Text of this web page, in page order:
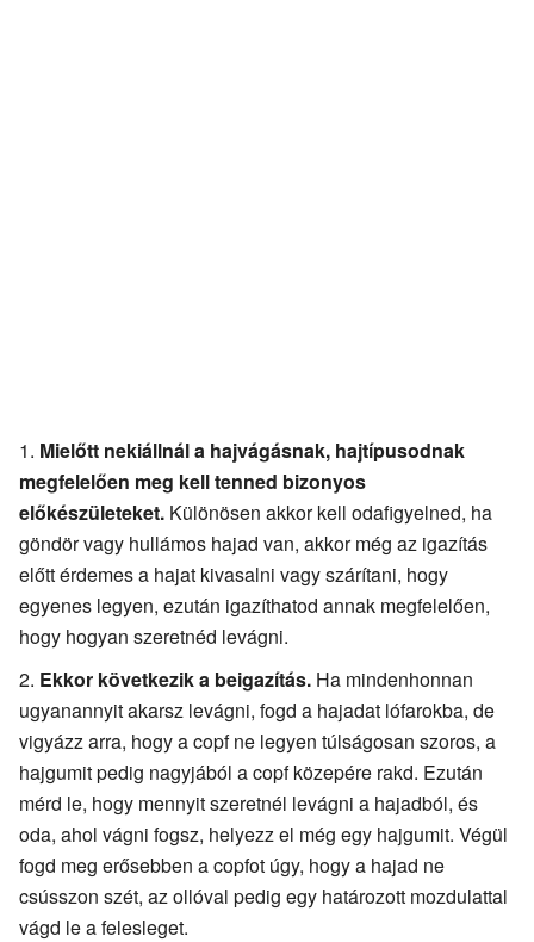
Mielőtt nekiállnál a hajvágásnak, hajtípusodnak
megfelelően meg kell tenned bizonyos
előkészületeket. Különösen akkor kell odafigyelned, ha
göndör vagy hullámos hajad van, akkor még az igazítás
előtt érdemes a hajat kivasalni vagy szárítani, hogy
egyenes legyen, ezután igazíthatod annak megfelelően,
hogy hogyan szeretnéd levágni.
Ekkor következik a beigazítás. Ha mindenhonnan
ugyanannyit akarsz levágni, fogd a hajadat lófarokba, de
vigyázz arra, hogy a copf ne legyen túlságosan szoros, a
hajgumit pedig nagyjából a copf közepére rakd. Ezután
mérd le, hogy mennyit szeretnél levágni a hajadból, és
oda, ahol vágni fogsz, helyezz el még egy hajgumit. Végül
fogd meg erősebben a copfot úgy, hogy a hajad ne
csússzon szét, az ollóval pedig egy határozott mozdulattal
vágd le a felesleget.